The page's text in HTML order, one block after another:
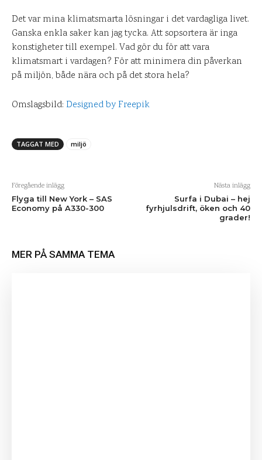
Det var mina klimatsmarta lösningar i det vardagliga livet.
Ganska enkla saker kan jag tycka. Att sopsortera är inga
konstigheter till exempel. Vad gör du för att vara
klimatsmart i vardagen? För att minimera din påverkan
på miljön, både nära och på det stora hela?
Omslagsbild: Designed by Freepik
TAGGAT MED miljö
Föregående inlägg
Flyga till New York – SAS
Economy på A330-300
Nästa inlägg
Surfa i Dubai – hej
fyrhjulsdrift, öken och 40
grader!
MER PÅ SAMMA TEMA